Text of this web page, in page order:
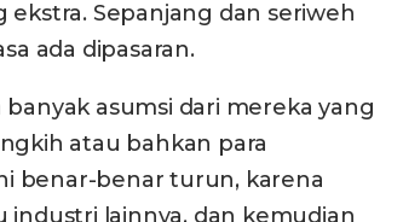
Sepanjang dan seriweh
ada dipasaran.
asumsi dari mereka yang
atau bahkan para
benar-benar turun, karena
lainnya, dan kemudian